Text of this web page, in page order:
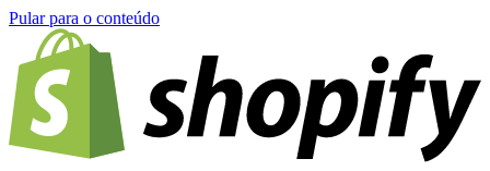
Pular para o conteúdo